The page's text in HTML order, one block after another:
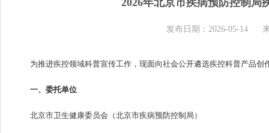
发布日期：2026-05-14
为推进疾控领域科普宣传工作，现面向社会公开遴选疾控科普产品
一、委托单位
北京市卫生健康委员会（北京市疾病预防控制局）